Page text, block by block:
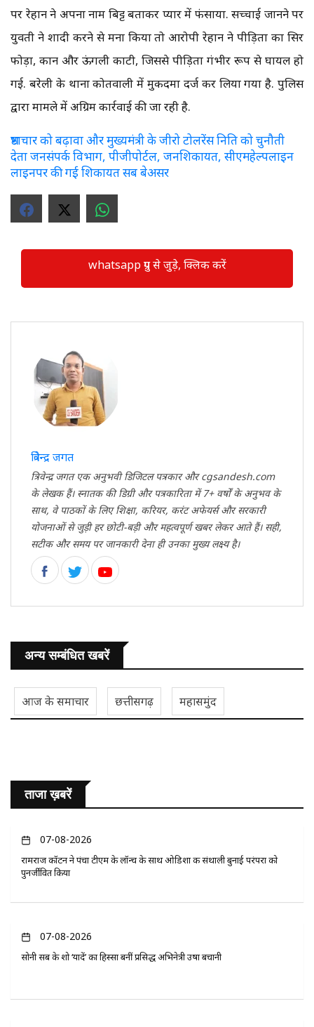
पर रेहान ने अपना नाम बिट्टू बताकर प्यार में फंसाया. सच्चाई जानने पर
युवती ने शादी करने से मना किया तो आरोपी रेहान ने पीड़िता का सिर
फोड़ा, कान और ऊंगली काटी, जिससे पीड़िता गंभीर रूप से घायल हो
गई. बरेली के थाना कोतवाली में मुकदमा दर्ज कर लिया गया है. पुलिस
द्वारा मामले में अग्रिम कार्रवाई की जा रही है.
भ्रष्टाचार को बढ़ावा और मुख्यमंत्री के जीरो टोलरेंस निति को चुनौती
देता जनसंपर्क विभाग, पीजीपोर्टल, जनशिकायत, सीएमहेल्पलाइन
लाइनपर की गई शिकायत सब बेअसर
whatsapp ग्रुप से जुड़े, क्लिक करें
त्रिवेन्द्र जगत
त्रिवेन्द्र जगत एक अनुभवी डिजिटल पत्रकार और cgsandesh.com
के लेखक हैं। स्नातक की डिग्री और पत्रकारिता में 7+ वर्षों के अनुभव के
साथ, वे पाठकों के लिए शिक्षा, करियर, करंट अफेयर्स और सरकारी
योजनाओं से जुड़ी हर छोटी-बड़ी और महत्वपूर्ण खबर लेकर आते हैं। सही,
सटीक और समय पर जानकारी देना ही उनका मुख्य लक्ष्य है।
अन्य सम्बंधित खबरें
आज के समाचार छत्तीसगढ़ महासमुंद
ताजा ख़बरें
07-08-2026
रामराज कॉटन ने पंचा टीएम के लॉन्च के साथ ओडिशा की संथाली बुनाई परंपरा को
पुनर्जीवित किया
07-08-2026
सोनी सब के शो ‘यादें’ का हिस्सा बनीं प्रसिद्ध अभिनेत्री उषा बचानी